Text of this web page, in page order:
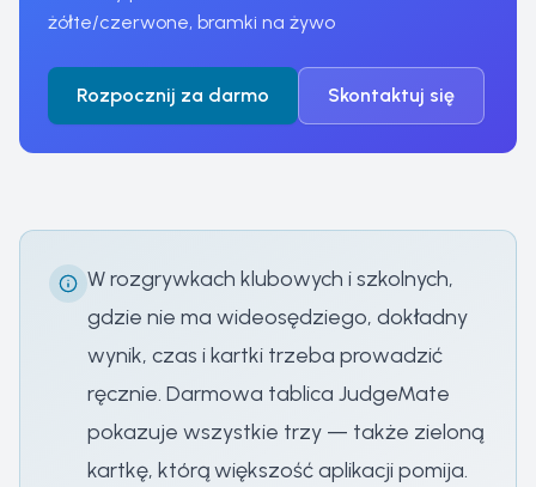
żółte/czerwone, bramki na żywo
Rozpocznij za darmo Skontaktuj się
W rozgrywkach klubowych i szkolnych,
gdzie nie ma wideosędziego, dokładny
wynik, czas i kartki trzeba prowadzić
ręcznie. Darmowa tablica JudgeMate
pokazuje wszystkie trzy — także zieloną
kartkę, którą większość aplikacji pomija.